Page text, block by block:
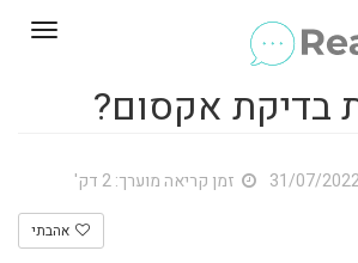
בדיקת אקסום?
זמן קריאה מוערך: 2 דק'
אהבתי